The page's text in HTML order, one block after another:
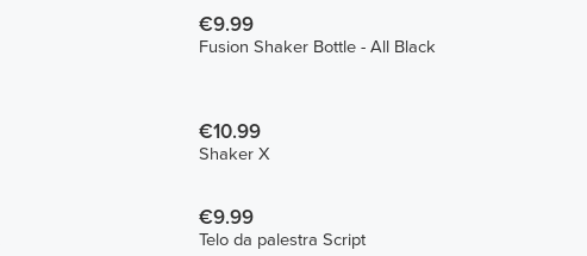
€9.99
Fusion Shaker Bottle - All Black
€10.99
Shaker X
€9.99
Telo da palestra Script